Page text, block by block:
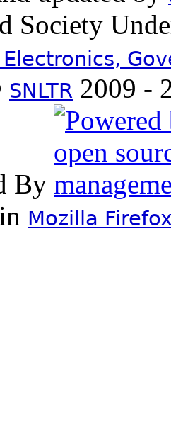
Society
SNLTR 2009 -
By
Mozilla